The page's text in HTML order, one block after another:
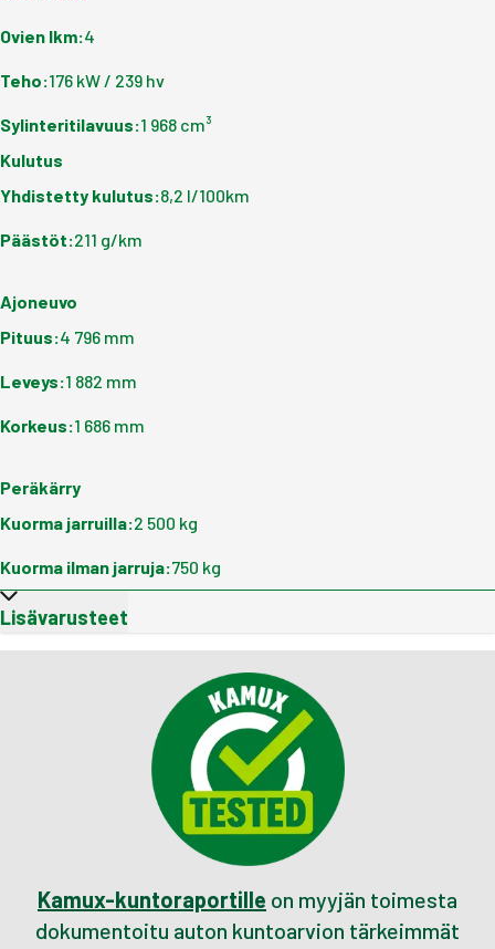
Ovien lkm:4
Teho:176 kW / 239 hv
Sylinteritilavuus:1 968 cm³
Kulutus
Yhdistetty kulutus:8,2 l/100km
Päästöt:211 g/km
Ajoneuvo
Pituus:4 796 mm
Leveys:1 882 mm
Korkeus:1 686 mm
Peräkärry
Kuorma jarruilla:2 500 kg
Kuorma ilman jarruja:750 kg
Lisävarusteet
Kamux-kuntoraportille on myyjän toimesta
dokumentoitu auton kuntoarvion tärkeimmät